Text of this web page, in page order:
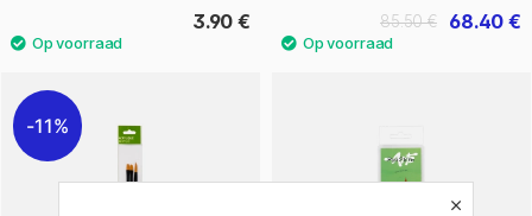
3.90 € 68.40 €
85.50 €
11%